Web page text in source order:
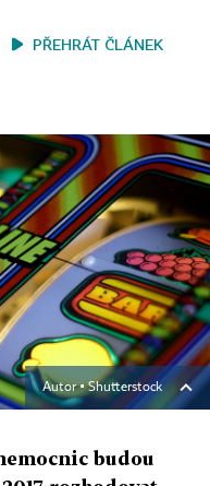
PŘEHRÁT ČLÁNEK
Autor ▪Shutterstock
budou